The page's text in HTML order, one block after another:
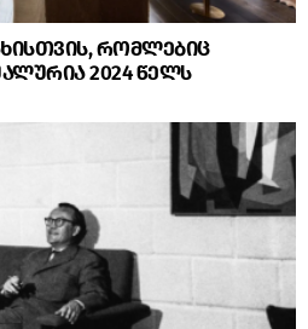
რომლებიც
2024 წელს